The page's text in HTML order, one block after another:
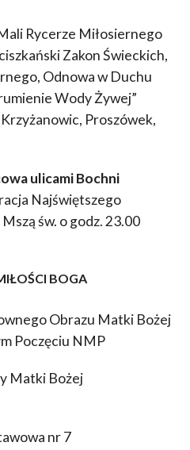
Rycerze Miłosiernego
Zakon Świeckich,
Odnowa w Duchu
Wody Żywej”
Proszówek,
ulicami Bochni
Najświętszego
św. o godz. 23.00
BOGA
Obrazu Matki Bożej
Poczęciu NMP
Matki Bożej
nr 7